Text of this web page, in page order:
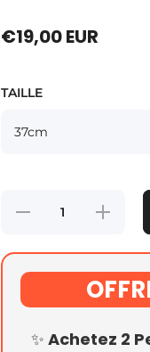
€19,00 EUR
TAILLE
Réduire la
Grenouille
Augmenter
la quantité
de Grande
✨ Achetez 2